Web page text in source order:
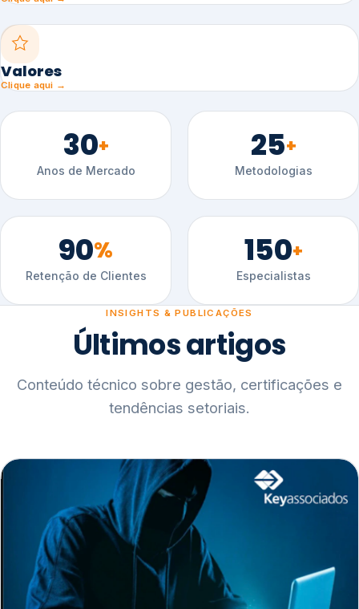
Valores
Clique aqui →
30+
Anos de Mercado
25+
Metodologias
90%
Retenção de Clientes
150+
Especialistas
INSIGHTS & PUBLICAÇÕES
Últimos artigos
Conteúdo técnico sobre gestão, certificações e
tendências setoriais.